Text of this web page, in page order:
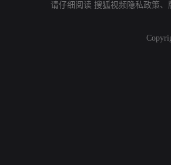
请仔细阅读 搜狐视频隐私政策、